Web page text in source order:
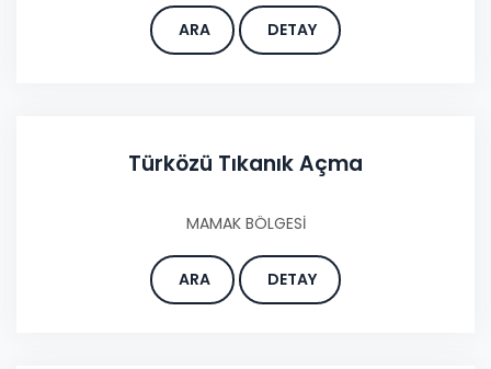
ARA DETAY
Türközü Tıkanık Açma
MAMAK BÖLGESİ
ARA DETAY